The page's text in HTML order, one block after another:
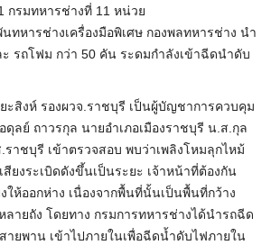
กรมทหารช่างที่ 11 หน่วย
ทหารช่างเครื่องมือพิเศษ กองพลทหารช่าง นำ
รถโฟม กว่า 50 คัน ระดมกำลังเข้าฉีดนำดับ
ะสิงห์ รองผวจ.ราชบุรี เป็นผู้บัญชาการควบคุม
ลย์ ถาวรกุล นายอำเภอเมืองราชบุรี น.ส.กุล
าชบุรี เข้าตรวจสอบ พบว่าเพลิงโหมลุกไหม้
สียงระเบิดดังขึ้นเป็นระยะ เจ้าหน้าที่ต้องกัน
ให้ออกห่าง เนื่องจากพื้นที่นั้นเป็นพื้นที่กว้าง
ายถัง โดยทาง กรมการทหารช่างได้นำรถฉีด
ยพาน เข้าไปภายในเพื่อฉีดน้ำดับไฟภายใน